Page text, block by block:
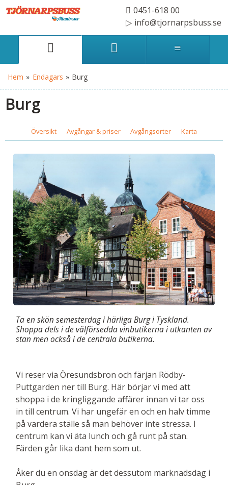
0451-618 00
info@tjornarpsbuss.se
Hem » Endagars » Burg
Burg
Översikt Avgångar & priser Avgångsorter Karta
Ta en skön semesterdag i härliga Burg i Tyskland.
Shoppa dels i de välförsedda vinbutikerna i utkanten av
stan men också i de centrala butikerna.
Vi reser via Öresundsbron och färjan Rödby-
Puttgarden ner till Burg. Här börjar vi med att
shoppa i de kringliggande affärer innan vi tar oss
in till centrum. Vi har ungefär en och en halv timme
på vardera ställe så man behöver inte stressa. I
centrum kan vi äta lunch och gå runt på stan.
Färden går lika dant hem som ut.
Åker du en onsdag är det dessutom marknadsdag i